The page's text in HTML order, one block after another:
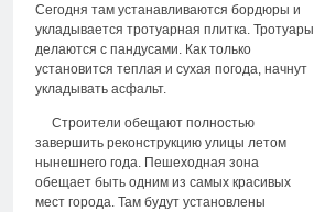
Сегодня там устанавливаются бордюры и
укладывается тротуарная плитка. Тротуары
делаются с пандусами. Как только
установится теплая и сухая погода, начнут
укладывать асфальт.
Строители обещают полностью
завершить реконструкцию улицы летом
нынешнего года. Пешеходная зона
обещает быть одним из самых красивых
мест города. Там будут установлены